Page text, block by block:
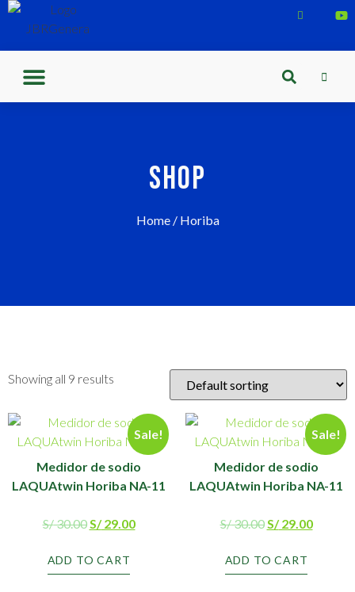
SHOP
Home/ Horiba
Showing all 9 results
Sale!
Medidor de sodio
LAQUAtwin Horiba NA-11
S/30.00S/29.00
ADD TO CART
Sale!
Medidor de sodio
LAQUAtwin Horiba NA-11
S/30.00S/29.00
ADD TO CART